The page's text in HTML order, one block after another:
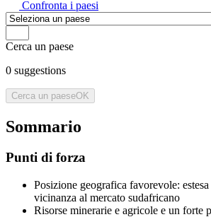
Confronta i paesi
Cerca un paese
0 suggestions
Cerca un paeseOK
Sommario
Punti di forza
Posizione geografica favorevole:
vicinanza al mercato sudafricano
Risorse minerarie e agricole e un forte